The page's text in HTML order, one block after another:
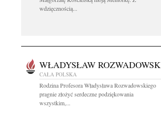
wdzięcznością...
WŁADYSŁAW
CAŁA POLSKA
Rodzina Profesora Władysława Rozwadowskiego
pragnie złożyć serdeczne podziękowania
wszystkim,...